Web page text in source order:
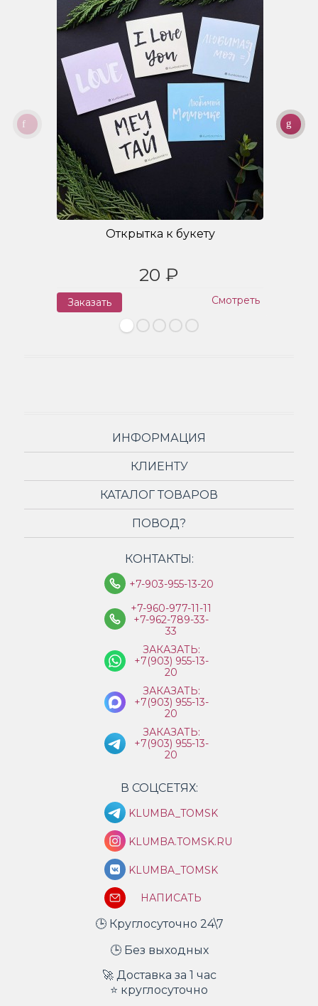
Открытка к букету
20 ₽
Заказать Смотреть
ИНФОРМАЦИЯ
КЛИЕНТУ
КАТАЛОГ ТОВАРОВ
ПОВОД?
КОНТАКТЫ:
+7-903-955-13-20
+7-960-977-11-11
+7-962-789-33-
33
ЗАКАЗАТЬ:
+7(903) 955-13-
20
ЗАКАЗАТЬ:
+7(903) 955-13-
20
ЗАКАЗАТЬ:
+7(903) 955-13-
20
В СОЦСЕТЯХ:
KLUMBA_TOMSK
KLUMBA.TOMSK.RU
KLUMBA_TOMSK
НАПИСАТЬ
🕒 Круглосуточно 24\7
🕒 Без выходных
🚀 Доставка за 1 час
⭐ круглосуточно